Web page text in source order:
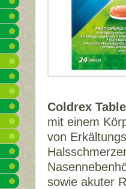
Coldrex
mit einem
von
sowie akuter